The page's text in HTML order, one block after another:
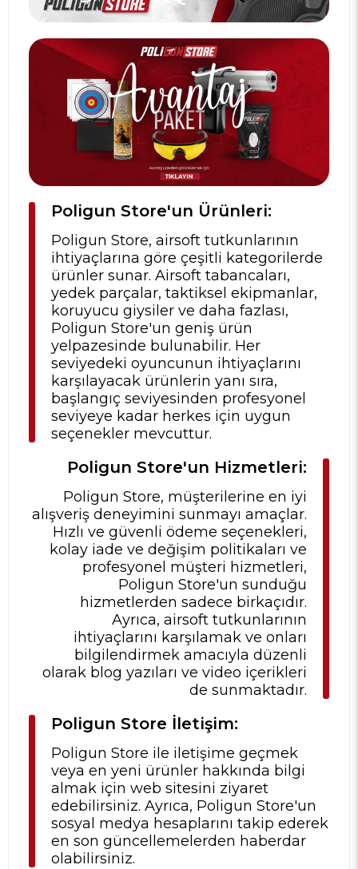
Poligun Store'un Ürünleri:
Poligun Store, airsoft tutkunlarının
ihtiyaçlarına göre çeşitli kategorilerde
ürünler sunar. Airsoft tabancaları,
yedek parçalar, taktiksel ekipmanlar,
koruyucu giysiler ve daha fazlası,
Poligun Store'un geniş ürün
yelpazesinde bulunabilir. Her
seviyedeki oyuncunun ihtiyaçlarını
karşılayacak ürünlerin yanı sıra,
başlangıç seviyesinden profesyonel
seviyeye kadar herkes için uygun
seçenekler mevcuttur.
Poligun Store'un Hizmetleri:
Poligun Store, müşterilerine en iyi
alışveriş deneyimini sunmayı amaçlar.
Hızlı ve güvenli ödeme seçenekleri,
kolay iade ve değişim politikaları ve
profesyonel müşteri hizmetleri,
Poligun Store'un sunduğu
hizmetlerden sadece birkaçıdır.
Ayrıca, airsoft tutkunlarının
ihtiyaçlarını karşılamak ve onları
bilgilendirmek amacıyla düzenli
olarak blog yazıları ve video içerikleri
de sunmaktadır.
Poligun Store İletişim:
Poligun Store ile iletişime geçmek
veya en yeni ürünler hakkında bilgi
almak için web sitesini ziyaret
edebilirsiniz. Ayrıca, Poligun Store'un
sosyal medya hesaplarını takip ederek
en son güncellemelerden haberdar
olabilirsiniz.